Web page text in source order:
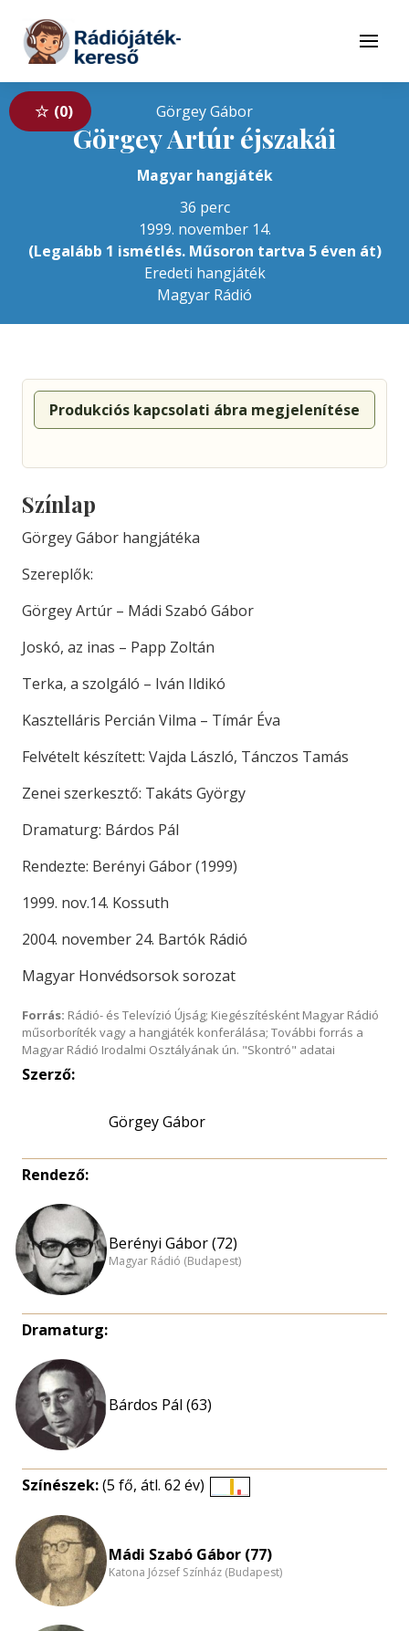
Tovább a tartalomhoz
Menü
0 Görgey Gábor
Görgey Artúr éjszakái
Magyar hangjáték
36 perc
1999. november 14.
(Legalább 1 ismétlés. Műsoron tartva 5 éven át)
Eredeti hangjáték
Magyar Rádió
Produkciós kapcsolati ábra megjelenítése
Színlap
Görgey Gábor hangjátéka
Szereplők:
Görgey Artúr – Mádi Szabó Gábor
Joskó, az inas – Papp Zoltán
Terka, a szolgáló – Iván Ildikó
Kasztelláris Percián Vilma – Tímár Éva
Felvételt készített: Vajda László, Tánczos Tamás
Zenei szerkesztő: Takáts György
Dramaturg: Bárdos Pál
Rendezte: Berényi Gábor (1999)
1999. nov.14. Kossuth
2004. november 24. Bartók Rádió
Magyar Honvédsorsok sorozat
Forrás: Rádió- és Televízió Újság; Kiegészítésként Magyar Rádió
műsorboríték vagy a hangjáték konferálása; További forrás a
Magyar Rádió Irodalmi Osztályának ún. "Skontró" adatai
Szerző:
Görgey Gábor
Rendező:
Berényi Gábor (72)
Magyar Rádió (Budapest)
Dramaturg:
Bárdos Pál (63)
Színészek:(5 fő, átl. 62 év)
nagyítása
Mádi Szabó Gábor (77)
Katona József Színház (Budapest)